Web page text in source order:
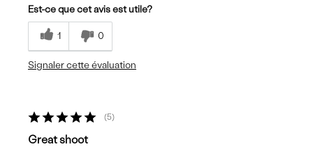
Est-ce que cet avis est utile?
1 0
Signaler cette évaluation
5
Great shoot